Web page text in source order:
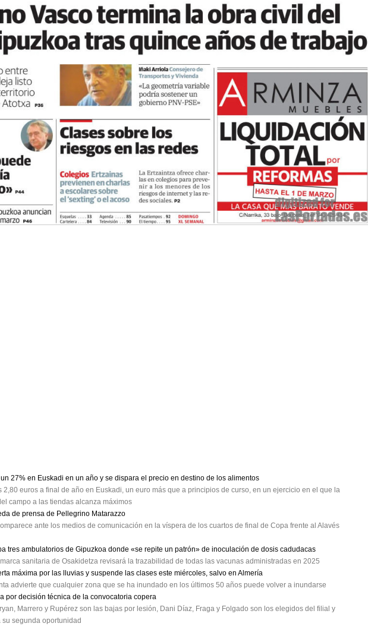
27% en Euskadi en un año y se dispara el precio en destino de los alimentos
2,80 euros a final de año en Euskadi, un euro más que a principios de curso, en un ejercicio en el que la
campo a las tiendas alcanza máximos
de prensa de Pellegrino Matarazzo
ante los medios de comunicación en la víspera de los cuartos de final de Copa frente al Alavés
tres ambulatorios de Gipuzkoa donde «se repite un patrón» de inoculación de dosis cadudacas
sanitaria de Osakidetza revisará la trazabilidad de todas las vacunas administradas en 2025
máxima por las lluvias y suspende las clases este miércoles, salvo en Almería
advierte que cualquier zona que se ha inundado en los últimos 50 años puede volver a inundarse
por decisión técnica de la convocatoria copera
Marrero y Rupérez son las bajas por lesión, Dani Díaz, Fraga y Folgado son los elegidos del filial y
segunda oportunidad